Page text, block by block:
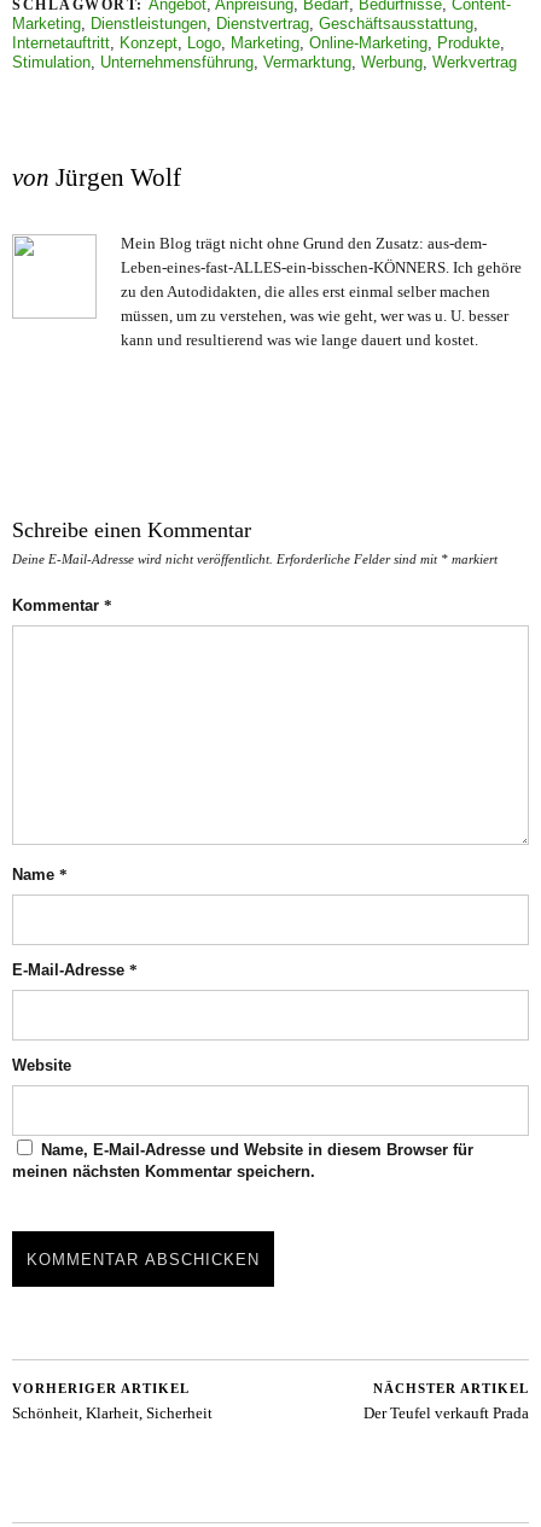
SCHLAGWORT: Angebot, Anpreisung, Bedarf, Bedürfnisse, Content-
Marketing, Dienstleistungen, Dienstvertrag, Geschäftsausstattung,
Internetauftritt, Konzept, Logo, Marketing, Online-Marketing, Produkte,
Stimulation, Unternehmensführung, Vermarktung, Werbung, Werkvertrag
von Jürgen Wolf
Mein Blog trägt nicht ohne Grund den Zusatz: aus-dem-
Leben-eines-fast-ALLES-ein-bisschen-KÖNNERS. Ich gehöre
zu den Autodidakten, die alles erst einmal selber machen
müssen, um zu verstehen, was wie geht, wer was u. U. besser
kann und resultierend was wie lange dauert und kostet.
Schreibe einen Kommentar
Deine E-Mail-Adresse wird nicht veröffentlicht. Erforderliche Felder sind mit * markiert
Kommentar *
Name *
E-Mail-Adresse *
Website
Name, E-Mail-Adresse und Website in diesem Browser für
meinen nächsten Kommentar speichern.
VORHERIGER ARTIKEL
Schönheit, Klarheit, Sicherheit
NÄCHSTER ARTIKEL
Der Teufel verkauft Prada